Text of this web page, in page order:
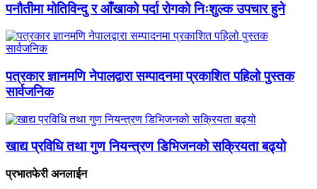
पनौतीमा मोतिविन्दु र आँखाको पर्दा रोगको निःशुल्क उपचार हुने
पत्रकार ज्ञानमणि नेपालद्वारा सम्पादनमा प्रकाशित पहिलो पुस्तक
सार्वजनिक
खाद्य प्रविधि तथा गुण नियन्त्रण डिभिजनको सक्रियता बढ्यो
प्रभातफेरी अनलाईन